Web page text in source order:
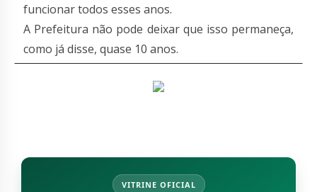
funcionar todos esses anos.
A Prefeitura não pode deixar que isso permaneça,
como já disse, quase 10 anos.
VITRINE OFICIAL